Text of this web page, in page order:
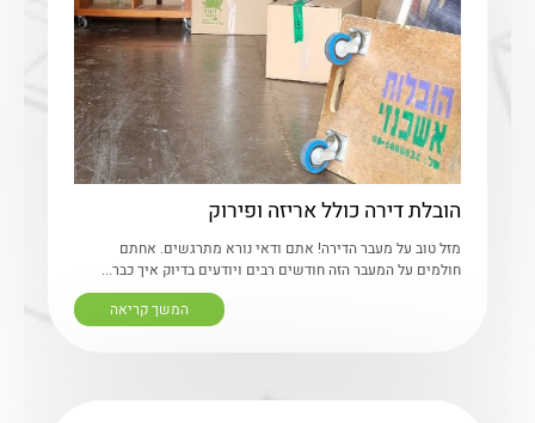
הובלת דירה כולל אריזה ופירוק
מזל טוב על מעבר הדירה! אתם ודאי נורא מתרגשים. אחתם
חולמים על המעבר הזה חודשים רבים ויודעים בדיוק איך כבר...
המשך קריאה